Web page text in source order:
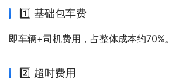
1️⃣ 基础包车费
即车辆+司机费用，占整体成本约70%。
2️⃣ 超时费用